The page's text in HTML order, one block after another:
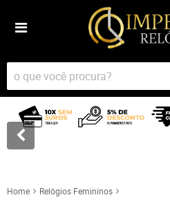
Home
Relógios Femininos